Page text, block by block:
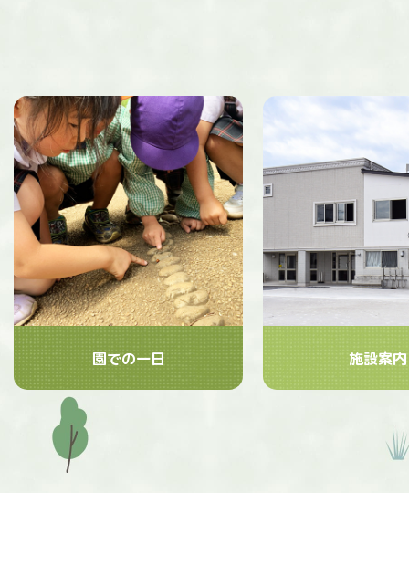
園での一日 施設案内